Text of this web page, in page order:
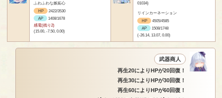
ふわふわな嫉妬心
HP
2422/3530
AP
1408/1678
感電(残り2)
(15.00, -7.50, 0.00)
01034)
リインカーネーション
HP
4505/4585
AP
1508/1748
(-26.14, 13.07, 0.00)
武器商人
再生20によりHPが20回復！
再生30によりHPが30回復！
再生60によりHPが60回復！